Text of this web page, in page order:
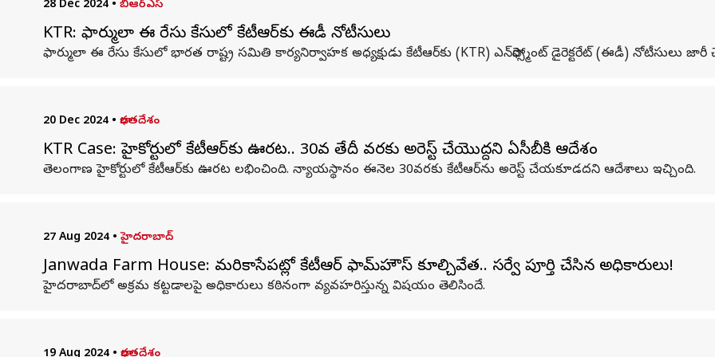
28 Dec 2024 • బీఆర్ఎస్
KTR: ఫార్ములా ఈ రేసు కేసులో కేటీఆర్‌కు ఈడీ నోటీసులు
ఫార్ములా ఈ రేసు కేసులో భారత రాష్ట్ర సమితి కార్యనిర్వాహక అధ్యక్షుడు కేటీఆర్‌కు (KTR) ఎన్‌ఫోర్స్మెంట్ డైరెక్టరేట్ (ఈడీ) నోటీసులు జారీ
20 Dec 2024 • భారతదేశం
KTR Case: హైకోర్టులో కేటీఆర్‌కు ఊరట.. 30వ తేదీ వరకు అరెస్ట్‌ చేయొద్దని ఏసీబీకి ఆదేశం
తెలంగాణ హైకోర్టులో కేటీఆర్‌కు ఊరట లభించింది. న్యాయస్థానం ఈనెల 30వరకు కేటీఆర్‌ను అరెస్ట్ చేయకూడదని ఆదేశాలు ఇచ్చింది.
27 Aug 2024 • హైదరాబాద్
Janwada Farm House: మరికాసేపట్లో కేటీఆర్ ఫామ్‌హౌస్ కూల్చివేత.. సర్వే పూర్తి చేసిన అధికారులు!
హైదరాబాద్‌లో అక్రమ కట్టడాలపై అధికారులు కఠినంగా వ్యవహరిస్తున్న విషయం తెలిసిందే.